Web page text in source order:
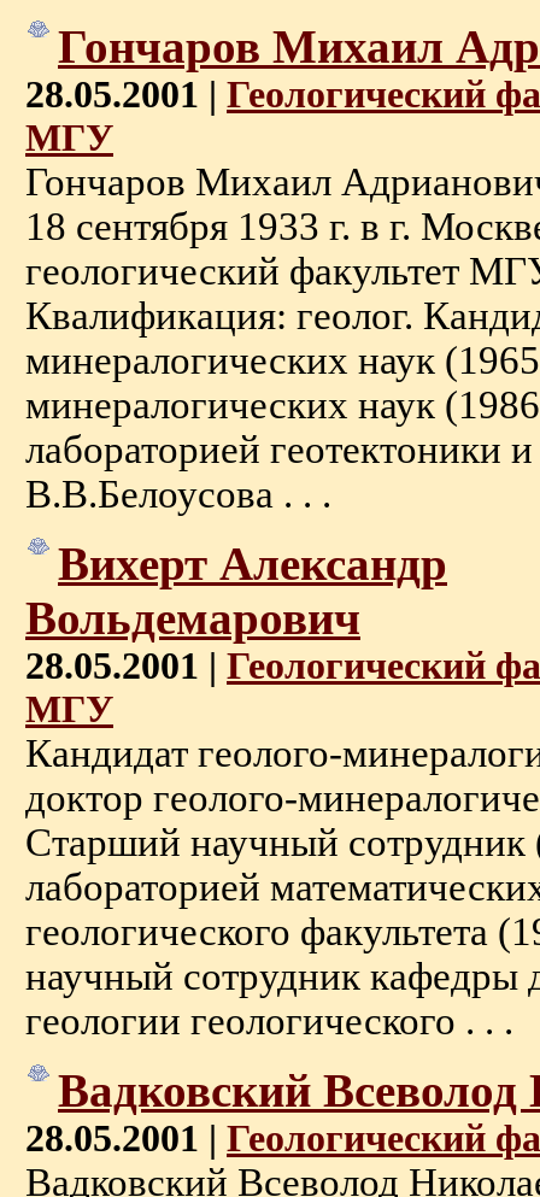
Гончаров Михаил
28.05.2001 | Геологический
МГУ
Гончаров Михаил
18 сентября 1933 г. в г.
геологический факультет
Квалификация: геолог.
минералогических наук
минералогических наук
лабораторией геотектоники
В.В.Белоусова . . .
Вихерт Александр
Вольдемарович
28.05.2001 | Геологический
МГУ
Кандидат геолого-
доктор геолого-
Старший научный
лабораторией
геологического факультета
научный сотрудник кафедры
геологии геологического . . .
Вадковский
28.05.2001 | Геологический
Вадковский Всеволод